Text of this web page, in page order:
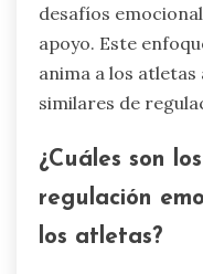
desafíos
apoyo. Este
anima a los
similares de
¿Cuáles son
regulación
los atletas?